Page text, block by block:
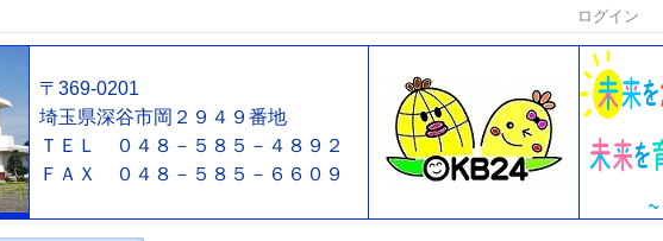
ログイン
〒369-0201
埼玉県深谷市岡２９４９番地
ＴＥＬ ０４８－５８５－４８９２
ＦＡＸ ０４８－５８５－６６０９